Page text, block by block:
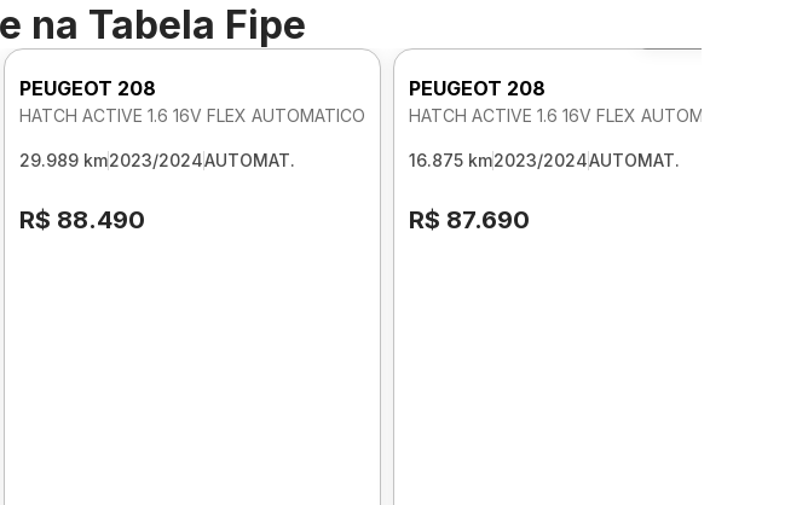
na Tabela Fipe
PEUGEOT 208
HATCH ACTIVE 1.6 16V FLEX AUTOMATICO
29.989 km2023/2024AUTOMAT.
R$ 88.490
PEUGEOT 208
HATCH ACTIVE 1.6 16V FLEX AUTOMATICO
16.875 km2023/2024AUTOMAT.
R$ 87.690